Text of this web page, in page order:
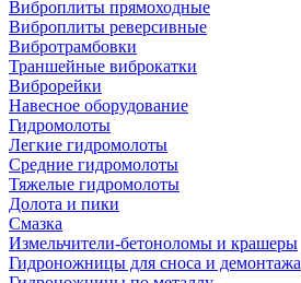
Виброплиты прямоходные
Виброплиты реверсивные
Вибротрамбовки
Траншейные виброкатки
Виброрейки
Навесное оборудование
Гидромолоты
Легкие гидромолоты
Средние гидромолоты
Тяжелые гидромолоты
Долота и пики
Смазка
Измельчители-бетоноломы и крашеры
Гидроножницы для сноса и демонтажа